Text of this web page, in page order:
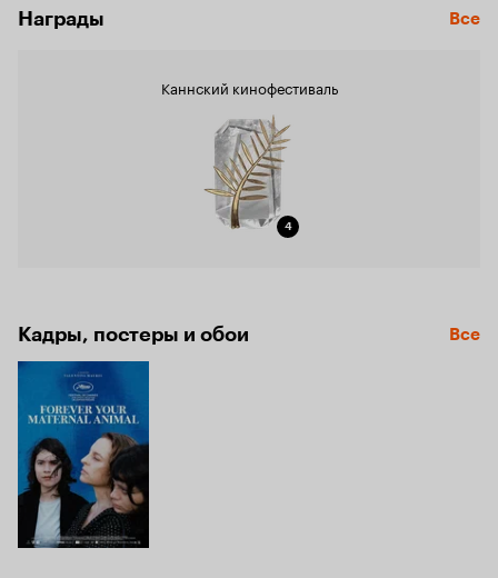
Награды Все
Каннский кинофестиваль
4
Кадры, постеры и обои Все